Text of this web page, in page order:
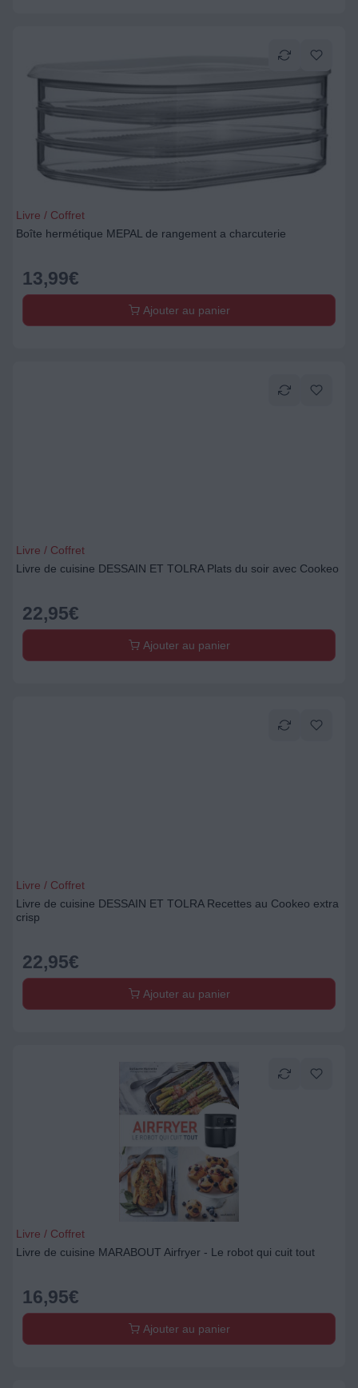
Livre / Coffret
Boîte hermétique MEPAL de rangement a charcuterie
13,99€
Ajouter au panier
Livre / Coffret
Livre de cuisine DESSAIN ET TOLRA Plats du soir avec Cookeo
22,95€
Ajouter au panier
Livre / Coffret
Livre de cuisine DESSAIN ET TOLRA Recettes au Cookeo extra
crisp
22,95€
Ajouter au panier
Livre / Coffret
Livre de cuisine MARABOUT Airfryer - Le robot qui cuit tout
16,95€
Ajouter au panier